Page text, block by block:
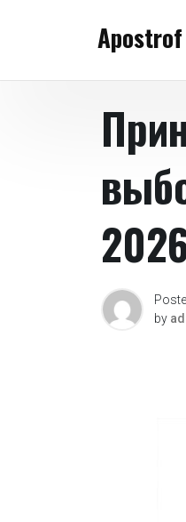
Apostrof
by